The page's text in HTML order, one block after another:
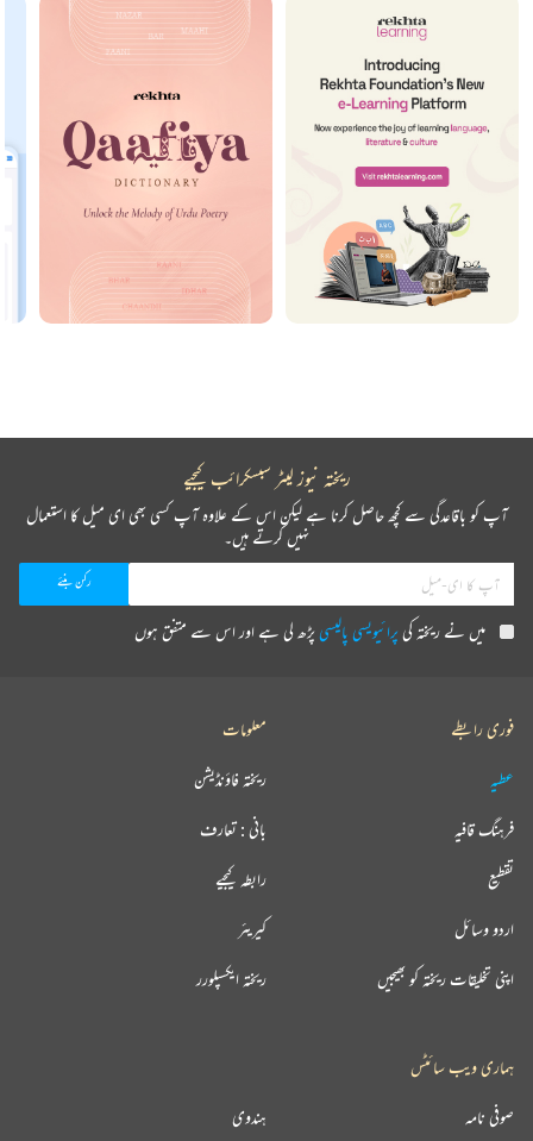
ریختہ نیوز لیٹر سبسکرائب کیجیے
آپ کو باقاعدگی سے کچھ حاصل کرنا ہے لیکن اس کے علاوہ آپ کسی بھی ای میل کا استعمال
نہیں کرتے ہیں۔
میں نے ریختہ کیپرائیویسی پالیسیپڑھ لی ہے اور اس سے متفق ہوں
فوری رابطے
عطیہ
فرہنگ قافیہ
تقطیع
اردو وسائل
اپنی تخلیقات ریختہ کو بھیجیں
معلومات
ریختہ فاؤنڈیشن
بانی : تعارف
رابطہ کیجیے
کیریئر
ریختہ ایکسپلورر
ہماری ویب سائٹس
ہندوی صوفی نامہ